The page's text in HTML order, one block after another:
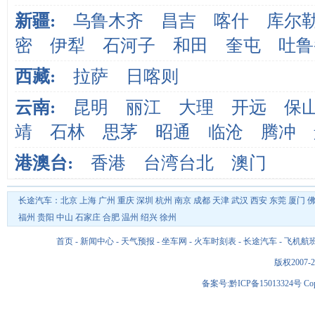
新疆:
乌鲁木齐 昌吉 喀什
库尔
密
伊犁 石河子 和田 奎屯
吐
西藏:
拉萨
日喀则
云南:
昆明 丽江 大理 开远
保
靖
石林 思茅 昭通 临沧 腾冲
港澳台:
香港 台湾台北 澳门
长途汽车： 北京 上海 广州 重庆 深圳 杭州 南京 成都 天津 武汉 西安 东莞 厦门
福州 贵阳 中山 石家庄 合肥 温州 绍兴 徐州
首页- 新闻中心- 天气预报 - 坐车网 - 火车时刻表- 长途汽车- 飞机航
版权2007-
备案号:黔ICP备15013324号